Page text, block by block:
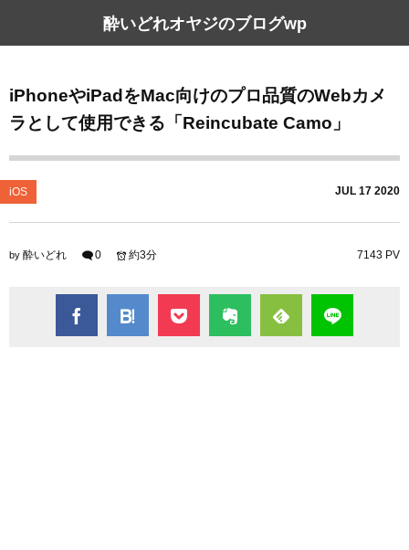
酔いどれオヤジのブログwp
iPhoneやiPadをMac向けのプロ品質のWebカメ
ラとして使用できる「Reincubate Camo」
iOS JUL 17 2020
by 酔いどれ 0 7143 PV
約3分